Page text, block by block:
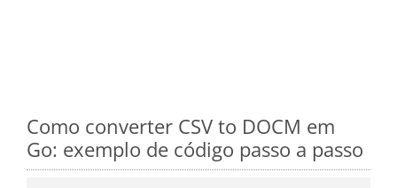
Como converter CSV to DOCM em
Go: exemplo de código passo a passo